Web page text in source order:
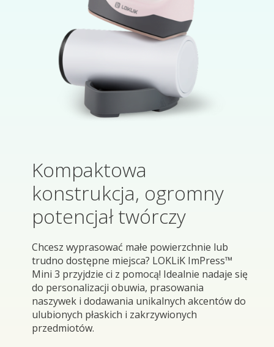
Kompaktowa
konstrukcja, ogromny
potencjał twórczy
Chcesz wyprasować małe powierzchnie lub
trudno dostępne miejsca? LOKLiK ImPress™
Mini 3 przyjdzie ci z pomocą! Idealnie nadaje się
do personalizacji obuwia, prasowania
naszywek i dodawania unikalnych akcentów do
ulubionych płaskich i zakrzywionych
przedmiotów.